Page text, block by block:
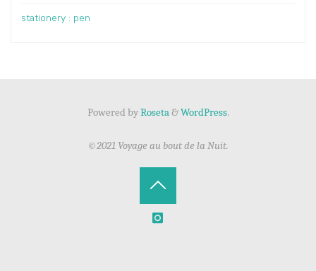
stationery : pen
Powered byRoseta&WordPress.
©2021 Voyage au bout de la Nuit.
Back